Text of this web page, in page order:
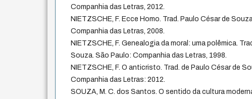
Companhia das Letras, 2012.
NIETZSCHE, F. Ecce Homo. Trad. Paulo César de
Companhia das Letras, 2008.
NIETZSCHE, F. Genealogia da moral: uma polêmica.
Souza. São Paulo: Companhia das Letras, 1998.
NIETZSCHE, F. O anticristo. Trad. de Paulo César de
Companhia das Letras: 2012.
SOUZA, M. C. dos Santos. O sentido da cultura